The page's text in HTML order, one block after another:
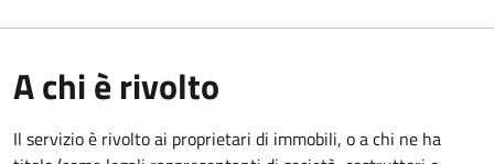
A chi è rivolto
Il servizio è rivolto ai proprietari di immobili, o a chi ne ha